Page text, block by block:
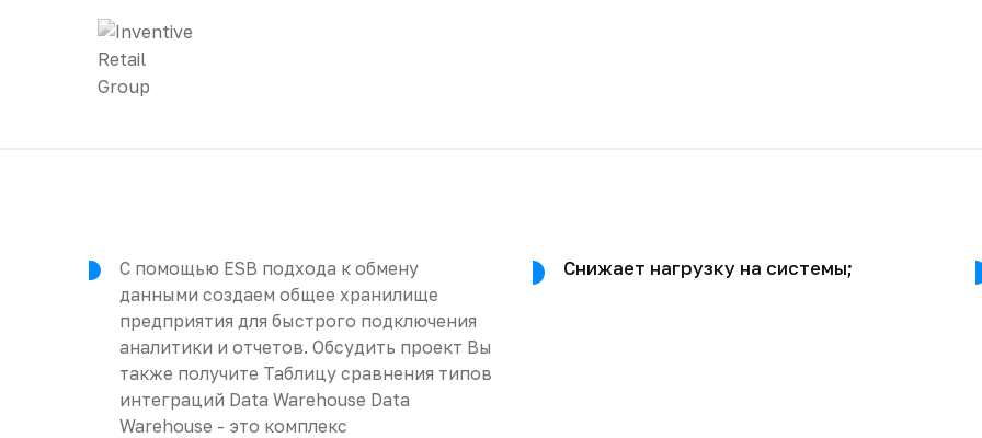
С помощью ESB подхода к обмену
данными создаем общее хранилище
предприятия для быстрого подключения
аналитики и отчетов. Обсудить проект Вы
также получите Таблицу сравнения типов
интеграций Data Warehouse Data
Warehouse - это комплекс
Снижает нагрузку на системы;